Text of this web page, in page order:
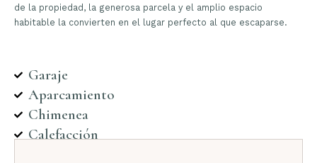
de la propiedad, la generosa parcela y el amplio espacio
habitable la convierten en el lugar perfecto al que escaparse.
Garaje
Aparcamiento
Chimenea
Calefacción